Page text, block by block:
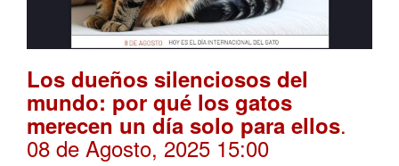
Los dueños silenciosos del
mundo: por qué los gatos
merecen un día solo para ellos.
08 de Agosto, 2025 15:00